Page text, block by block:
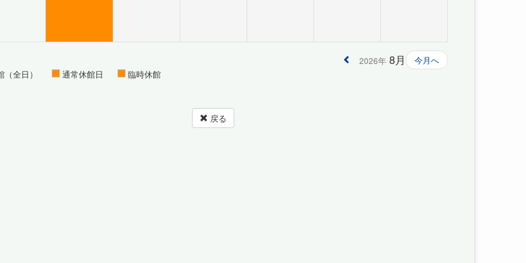
2026年 8月
今月へ
（全日）
通常休館日 臨時休館
戻る